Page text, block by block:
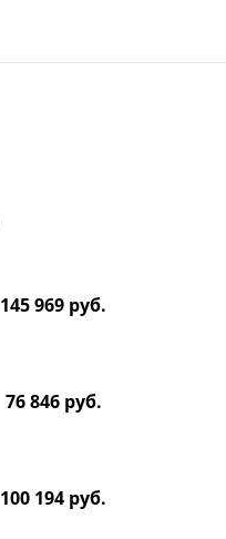
145 969 руб.
76 846 руб.
100 194 руб.